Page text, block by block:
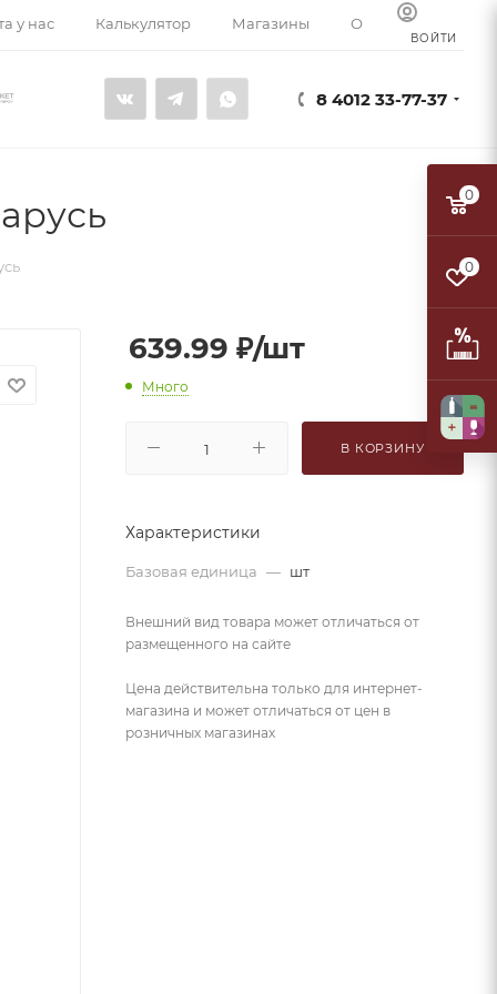
у нас Калькулятор Магазины О компании
ВОЙТИ
8 4012 33-77-37
639.99 ₽/шт
Много
В КОРЗИНУ
Характеристики
Базовая единица — шт
Внешний вид товара может отличаться от
размещенного на сайте
Цена действительна только для интернет-
магазина и может отличаться от цен в
розничных магазинах
0
0